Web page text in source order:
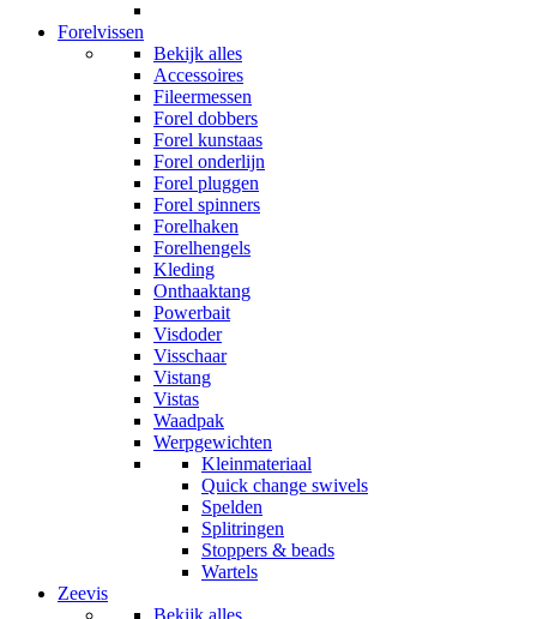
Forelvissen
Bekijk alles
Accessoires
Fileermessen
Forel dobbers
Forel kunstaas
Forel onderlijn
Forel pluggen
Forel spinners
Forelhaken
Forelhengels
Kleding
Onthaaktang
Powerbait
Visdoder
Visschaar
Vistang
Vistas
Waadpak
Werpgewichten
Kleinmateriaal
Quick change swivels
Spelden
Splitringen
Stoppers & beads
Wartels
Zeevis
Bekijk alles